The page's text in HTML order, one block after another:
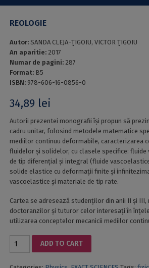
REOLOGIE
Autor: SANDA CLEJA-ŢIGOIU, VICTOR ŢIGOIU
An aparitie: 2017
Numar de pagini: 287
Format: B5
ISBN: 978-606-16-0856-0
34,89 lei
Autorii prezentei monografii își propun să
cadru unitar, folosind metodele matematice
mediilor continuu deformabile, caracterizarea
fluidelor și solidelor, cu clasele specifice: fluide
de tip diferențial și integral (fluide
solide elastice cu deformații finite și
vascoelastice și materiale de tip rate.
Cartea se adresează studenților din anii II și
doctoranzilor și tuturor celor interesați în
utilizarea conceptelor mecanicii mediilor
ADD TO CART